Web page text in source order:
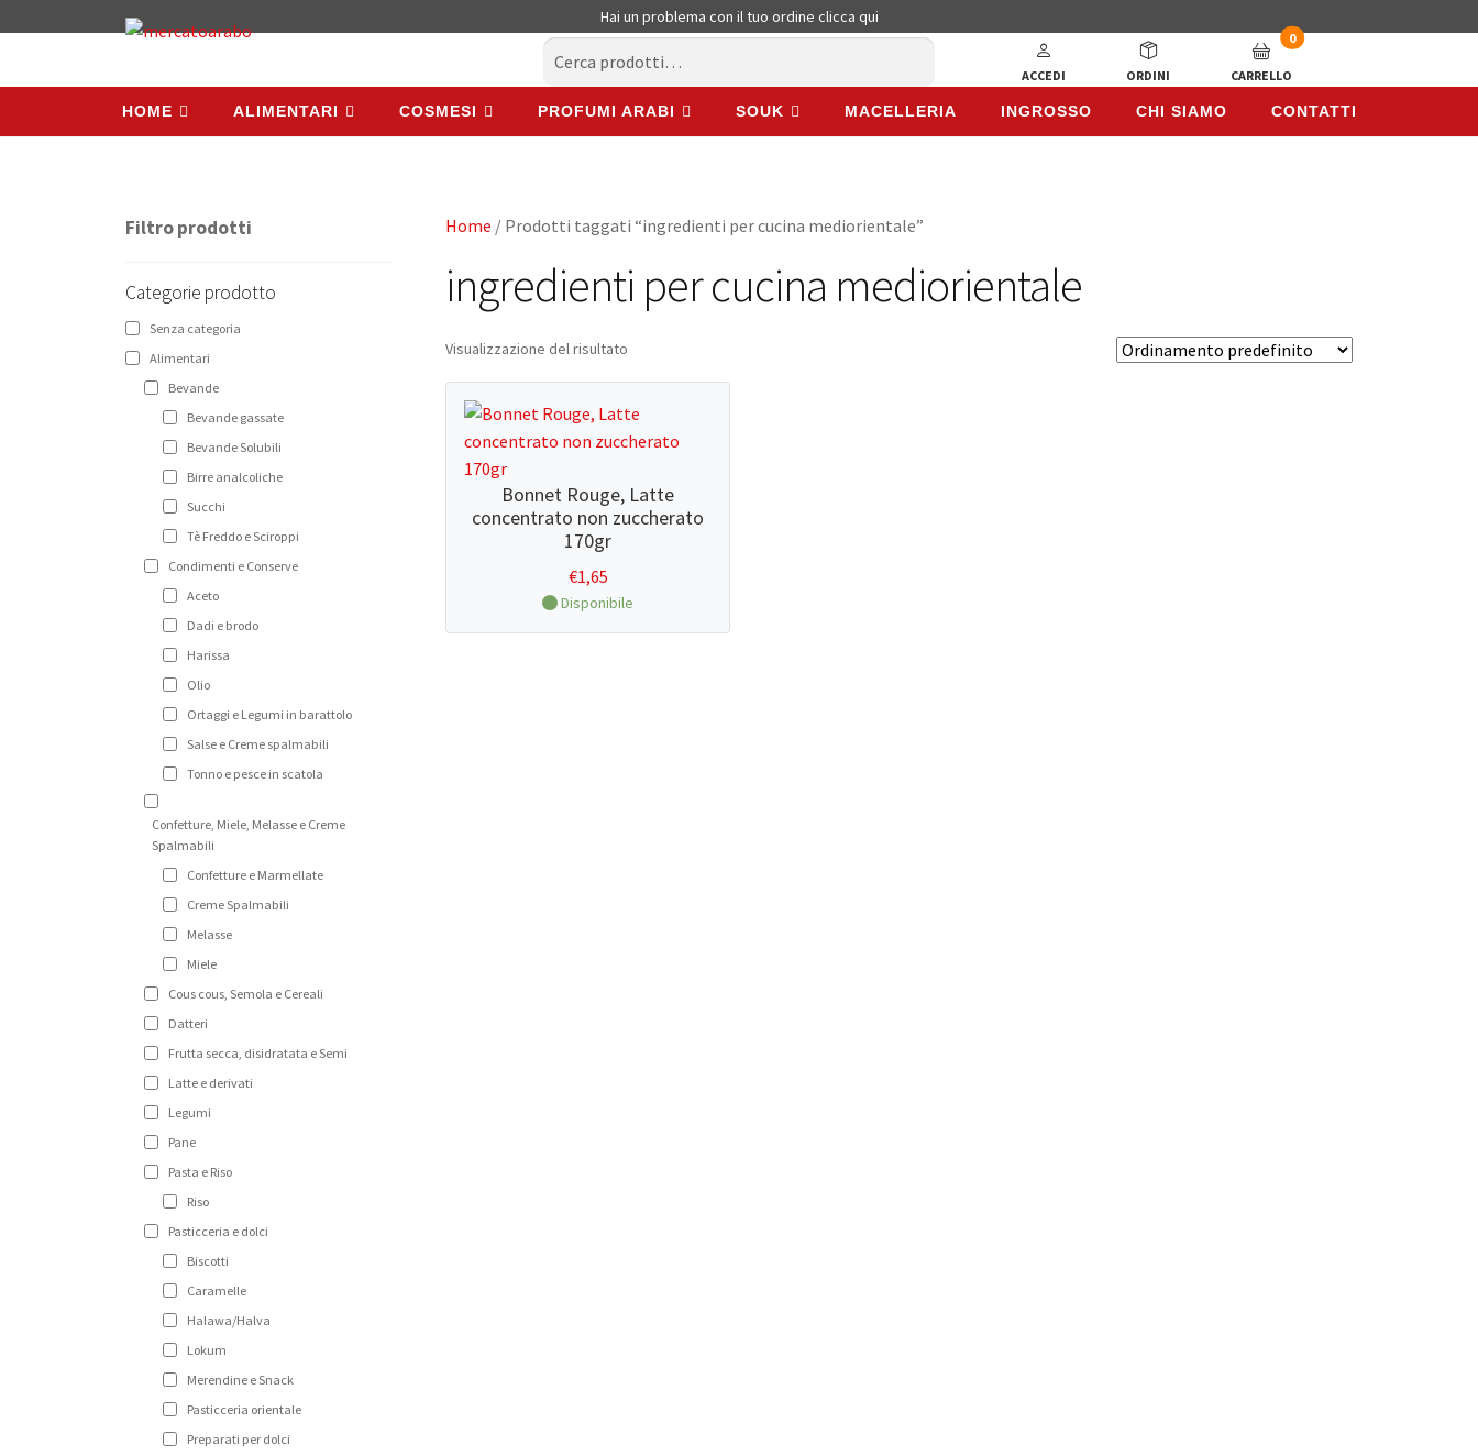
Hai un problema con il tuo ordine clicca qui
ACCEDI ORDINI
0
CARRELLO
HOME ALIMENTARI COSMESI PROFUMI ARABI SOUK MACELLERIA INGROSSO CHI SIAMO CONTATTI
Home / Prodotti taggati “ingredienti per cucina mediorientale”
ingredienti per cucina mediorientale
Visualizzazione del risultato
Bonnet Rouge, Latte
concentrato non zuccherato
170gr
€1,65
Disponibile
Filtro prodotti
Categorie prodotto
Senza categoria
Alimentari
Bevande
Bevande gassate
Bevande Solubili
Birre analcoliche
Succhi
Tè Freddo e Sciroppi
Condimenti e Conserve
Aceto
Dadi e brodo
Harissa
Olio
Ortaggi e Legumi in barattolo
Salse e Creme spalmabili
Tonno e pesce in scatola
Confetture, Miele, Melasse e Creme
Spalmabili
Confetture e Marmellate
Creme Spalmabili
Melasse
Miele
Cous cous, Semola e Cereali
Datteri
Frutta secca, disidratata e Semi
Latte e derivati
Legumi
Pane
Pasta e Riso
Riso
Pasticceria e dolci
Biscotti
Caramelle
Halawa/Halva
Lokum
Merendine e Snack
Pasticceria orientale
Preparati per dolci